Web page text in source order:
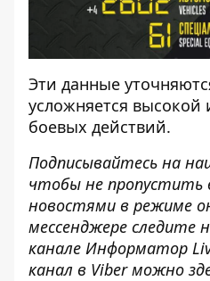
Эти данные
усложняется высокой
боевых действий.
Подписывайтесь на
чтобы не пропустить
новостями в режиме
мессенджере следите
канале Информатор
канал в Viber можно